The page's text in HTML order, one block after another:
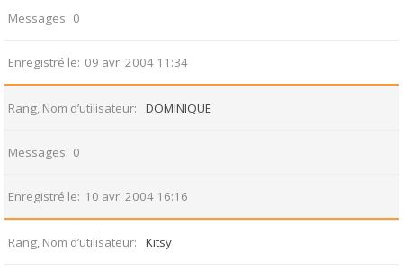
Messages 0
Enregistré le 09 avr. 2004 11:34
Rang, Nom d’utilisateur DOMINIQUE
Messages 0
Enregistré le 10 avr. 2004 16:16
Rang, Nom d’utilisateur Kitsy